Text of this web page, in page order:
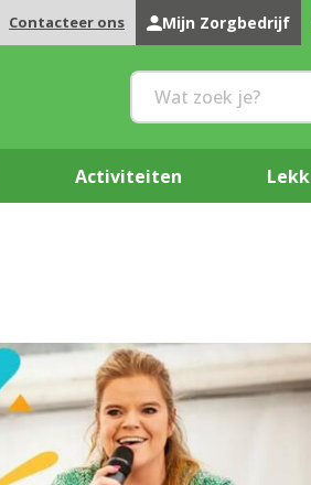
Contacteer ons Mijn Zorgbedrijf
Activiteiten